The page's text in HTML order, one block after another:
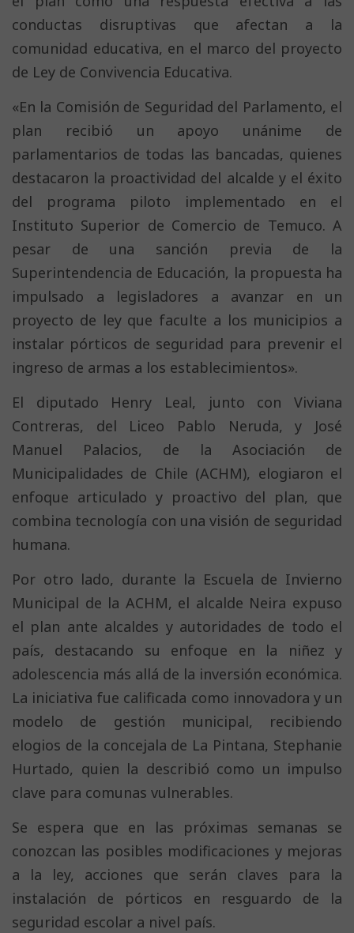
conductas disruptivas que afectan a la
comunidad educativa, en el marco del proyecto
de Ley de Convivencia Educativa.
«En la Comisión de Seguridad del Parlamento, el
plan recibió un apoyo unánime de
parlamentarios de todas las bancadas, quienes
destacaron la proactividad del alcalde y el éxito
del programa piloto implementado en el
Instituto Superior de Comercio de Temuco. A
pesar de una sanción previa de la
Superintendencia de Educación, la propuesta ha
impulsado a legisladores a avanzar en un
proyecto de ley que faculte a los municipios a
instalar pórticos de seguridad para prevenir el
ingreso de armas a los establecimientos».
El diputado Henry Leal, junto con Viviana
Contreras, del Liceo Pablo Neruda, y José
Manuel Palacios, de la Asociación de
Municipalidades de Chile (ACHM), elogiaron el
enfoque articulado y proactivo del plan, que
combina tecnología con una visión de seguridad
humana.
Por otro lado, durante la Escuela de Invierno
Municipal de la ACHM, el alcalde Neira expuso
el plan ante alcaldes y autoridades de todo el
país, destacando su enfoque en la niñez y
adolescencia más allá de la inversión económica.
La iniciativa fue calificada como innovadora y un
modelo de gestión municipal, recibiendo
elogios de la concejala de La Pintana, Stephanie
Hurtado, quien la describió como un impulso
clave para comunas vulnerables.
Se espera que en las próximas semanas se
conozcan las posibles modificaciones y mejoras
a la ley, acciones que serán claves para la
instalación de pórticos en resguardo de la
seguridad escolar a nivel país.